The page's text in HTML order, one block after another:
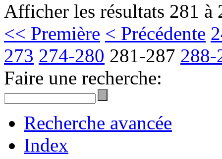
Afficher les résultats 281 à
<< Première < Précédente
273 274-280 281-287 288-
Faire une recherche:
Recherche avancée
Index